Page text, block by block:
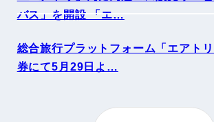
バス」を開設 「エ…
総合旅行プラットフォーム「エアト
券にて5月29日よ…